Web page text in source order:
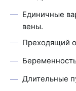
Единичные
вены.
Преходящий
Длительные